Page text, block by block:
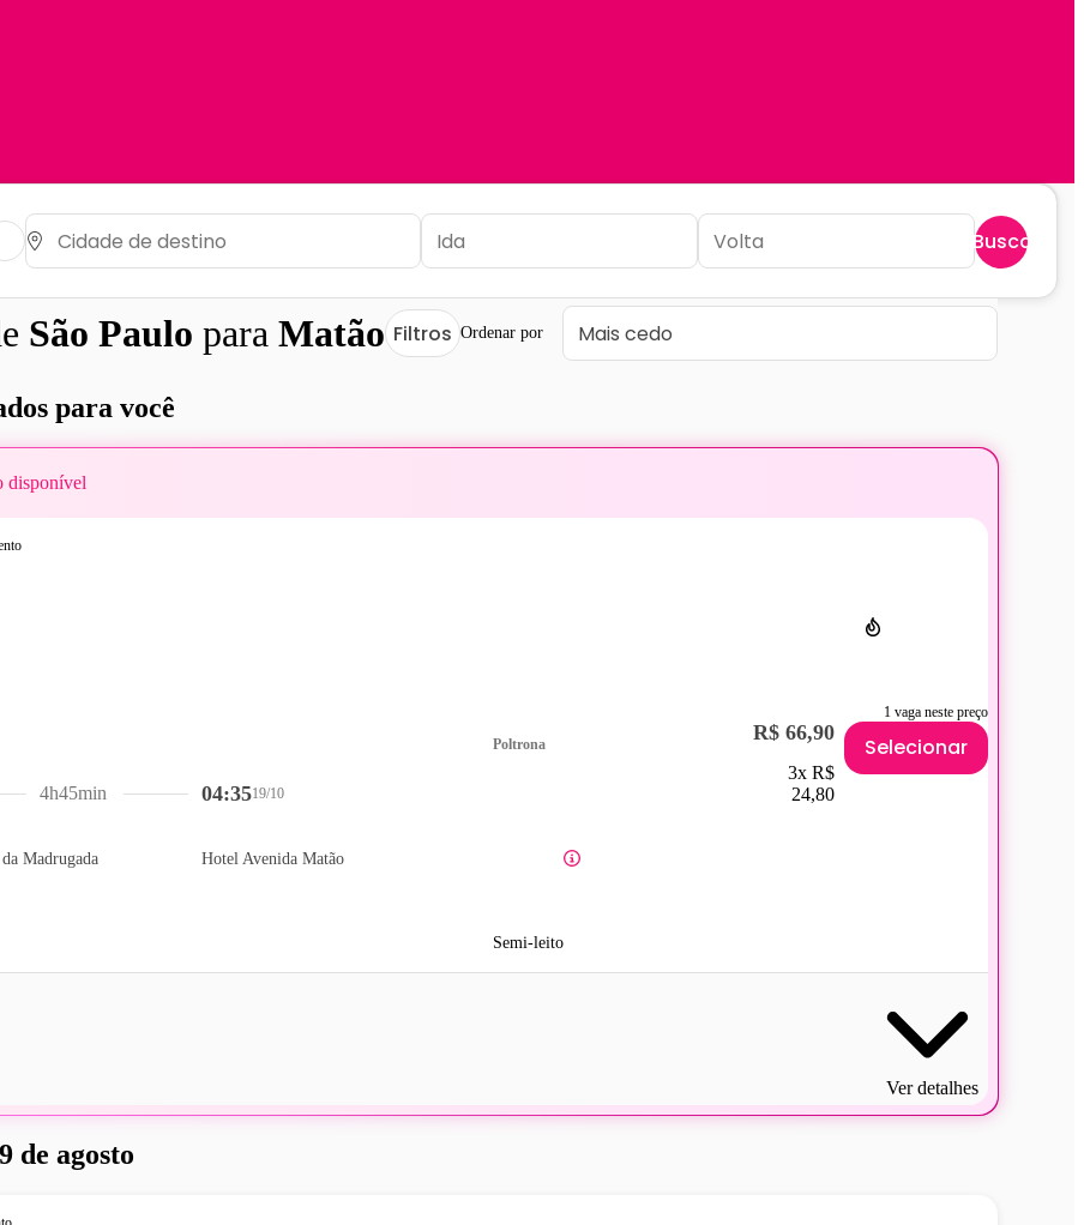
Buscar
São Paulo para Matão Filtros Ordenar por
para você
disponível
1 vaga neste preço
Madrugada
04:3519/10
Hotel Avenida Matão
4h45min
Poltrona
Semi-leito
R$ 66,90
3x R$
24,80
Selecionar
Ver detalhes
de agosto